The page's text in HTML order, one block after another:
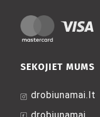
SEKOJIET MUMS
drobiunamai.lt